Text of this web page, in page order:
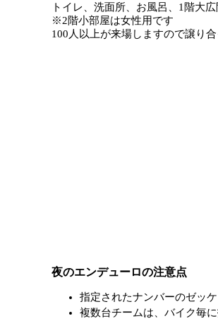
トイレ、洗面所、お風呂、1階大
※2階小部屋は女性用です
100人以上が来場しますので譲り
夜のエンデューロの注意点
指定されたナンバーのゼッ
複数台チームは、バイク毎